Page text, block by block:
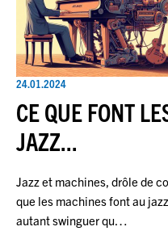
24.01.2024
CE QUE FONT
JAZZ...
Jazz et machines, drôle de
que les machines font au
autant swinguer qu…